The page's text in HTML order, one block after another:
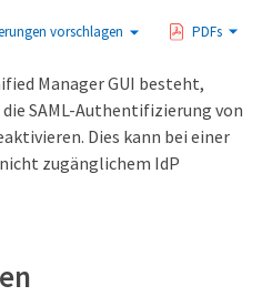
vorschlagen PDFs
Manager GUI besteht,
SAML-Authentifizierung von
Dies kann bei einer
zugänglichem IdP